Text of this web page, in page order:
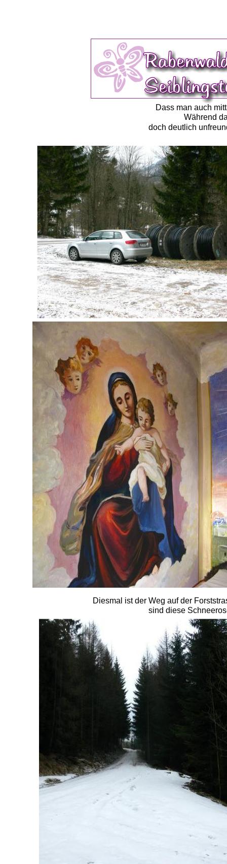
Dass man auch
Während
doch deutlich
Diesmal ist der Weg auf der
sind diese